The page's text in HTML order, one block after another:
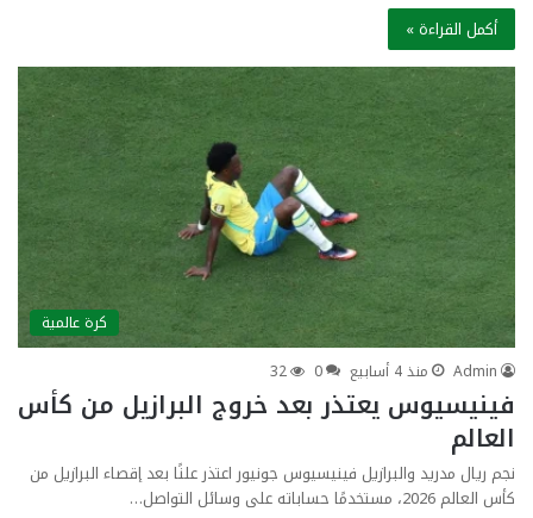
أكمل القراءة »
كرة عالمية
Admin
منذ 4 أسابيع 0
32
فينيسيوس يعتذر بعد خروج البرازيل من كأس
العالم
نجم ريال مدريد والبرازيل فينيسيوس جونيور اعتذر علنًا بعد إقصاء البرازيل من
كأس العالم 2026، مستخدمًا حساباته على وسائل التواصل…